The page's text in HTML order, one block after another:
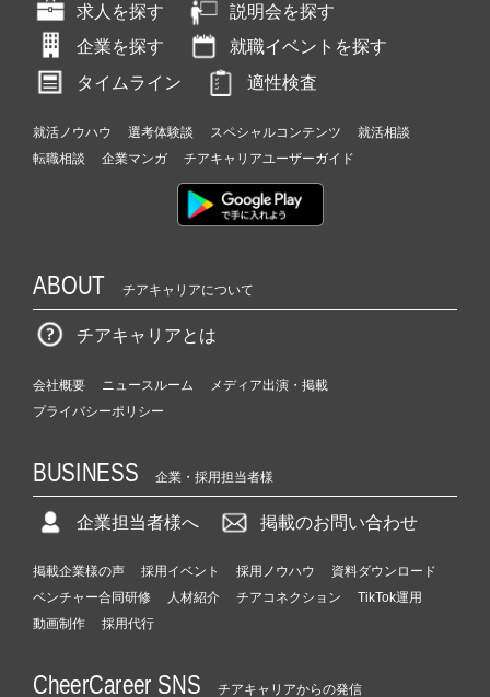
求人を探す
説明会を探す
企業を探す
就職イベントを探す
タイムライン
適性検査
就活ノウハウ 選考体験談 スペシャルコンテンツ
就活相談
転職相談
企業マンガ チアキャリアユーザーガイド
ABOUT チアキャリアについて
チアキャリアとは
会社概要 ニュースルーム
メディア出演・掲載
プライバシーポリシー
BUSINESS 企業・採用担当者様
企業担当者様へ 掲載のお問い合わせ
掲載企業様の声 採用イベント 採用ノウハウ
資料ダウンロード
ベンチャー合同研修
人材紹介 チアコネクション
TikTok運用
動画制作
採用代行
CheerCareer SNS チアキャリアからの発信